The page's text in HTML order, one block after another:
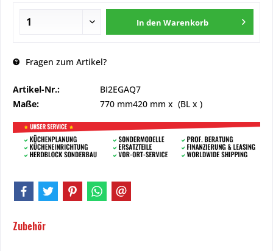
In den Warenkorb
Fragen zum Artikel?
Artikel-Nr.:
BI2EGAQ7
Maße:
770 mm420 mm x (BL x )
Zubehör